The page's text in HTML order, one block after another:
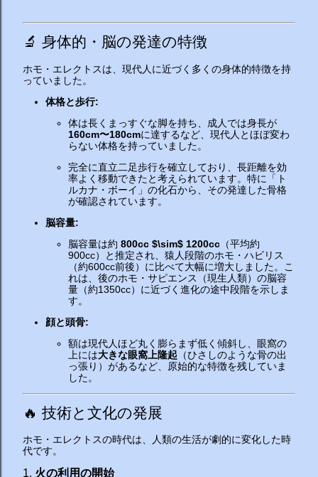
🔬 身体的・脳の発達の特徴
ホモ・エレクトスは、現代人に近づく多くの身体的特徴を持
っていました。
体格と歩行:
体は長くまっすぐな脚を持ち、成人では身長が
160cm〜180cmに達するなど、現代人とほぼ変わ
らない体格を持っていました。
完全に直立二足歩行を確立しており、長距離を効
率よく移動できたと考えられています。特に「ト
ルカナ・ボーイ」の化石から、その発達した骨格
が確認されています。
脳容量:
脳容量は約 800cc $\sim$ 1200cc （平均約
900cc）と推定され、猿人段階のホモ・ハビリス
（約600cc前後）に比べて大幅に増大しました。こ
れは、後のホモ・サピエンス（現生人類）の脳容
量（約1350cc）に近づく進化の途中段階を示しま
す。
顔と頭骨:
額は現代人ほど丸く膨らまず低く傾斜し、眼窩の
上には大きな眼窩上隆起 （ひさしのような骨の出
っ張り）があるなど、原始的な特徴を残していま
した。
🔥 技術と文化の発展
ホモ・エレクトスの時代は、人類の生活が劇的に変化した時
代です。
1. 火の利用の開始